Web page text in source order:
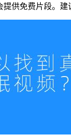
提供免费片段。